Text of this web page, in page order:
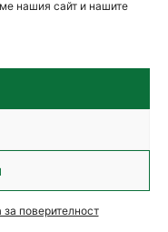
нашия сайт и нашите
за поверителност
НАГОРЕ